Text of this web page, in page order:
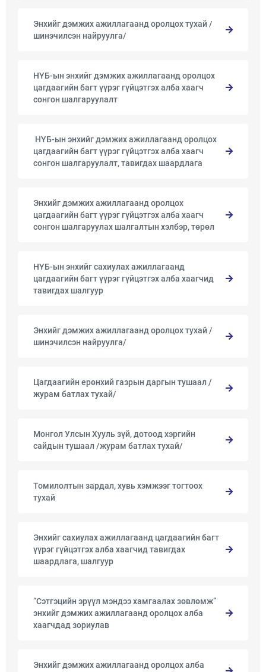
Энхийг дэмжих ажиллагаанд оролцох тухай /
шинэчилсэн найруулга/
НҮБ-ын энхийг дэмжих ажиллагаанд оролцох
цагдаагийн багт үүрэг гүйцэтгэх алба хаагч
сонгон шалгаруулалт
​ ​НҮБ-ын энхийг дэмжих ажиллагаанд оролцох
цагдаагийн багт үүрэг гүйцэтгэх алба хаагч
сонгон шалгаруулалт, тавигдах шаардлага
Энхийг дэмжих ажиллагаанд оролцох
цагдаагийн багт үүрэг гүйцэтгэх алба хаагч
сонгон шалгаруулах шалгалтын хэлбэр, төрөл
НҮБ-ын энхийг сахиулах ажиллагаанд
цагдаагийн багт үүрэг гүйцэтгэх алба хаагчид
тавигдах шалгуур
Энхийг дэмжих ажиллагаанд оролцох тухай /
шинэчилсэн найруулга/
Цагдаагийн ерөнхий газрын даргын тушаал /
журам батлах тухай/
Монгол Улсын Хууль зүй, дотоод хэргийн
сайдын тушаал /журам батлах тухай/
Томилолтын зардал, хувь хэмжээг тогтоох
тухай
Энхийг сахиулах ажиллагаанд цагдаагийн багт
үүрэг гүйцэтгэх алба хаагчид тавигдах
шаардлага, шалгуур
“Сэтгэцийн эрүүл мэндээ хамгаалах зөвлөмж”
энхийг дэмжих ажиллагаанд оролцох алба
хаагчдад зориулав
Энхийг дэмжих ажиллагаанд оролцох алба